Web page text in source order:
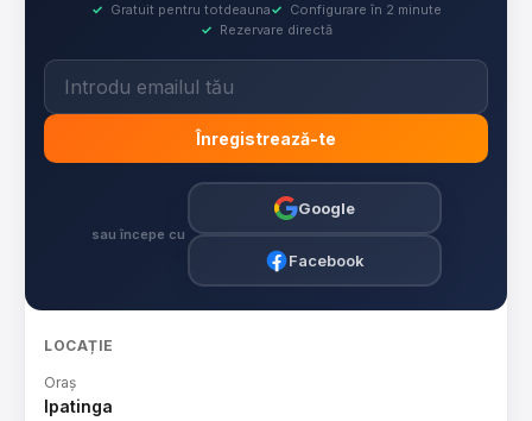
✓ Gratuit pentru totdeauna✓ Configurare în 2 minute
✓ Rezervare directă
Înregistrează-te
sau începe cu
Google
Facebook
LOCAȚIE
Oraș
Ipatinga